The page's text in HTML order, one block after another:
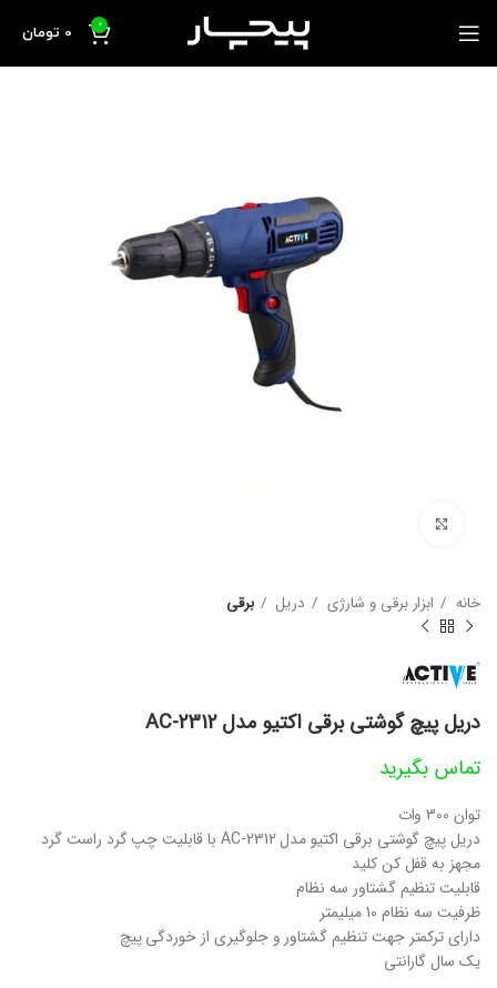
0
0 تومان
خانه ابزار برقی و شارژی دریل برقی
دریل پیچ گوشتی برقی اکتیو مدل AC-2312
تماس بگیرید
توان 300 وات
دریل پیچ گوشتی برقی اکتیو مدل AC-2312 با قابلیت چپ گرد راست گرد
مجهز به قفل کن کلید
قابلیت تنظیم گشتاور سه نظام
ظرفیت سه نظام 10 میلیمتر
دارای ترکمتر جهت تنظیم گشتاور و جلوگیری از خوردگی پیچ
یک سال گارانتی